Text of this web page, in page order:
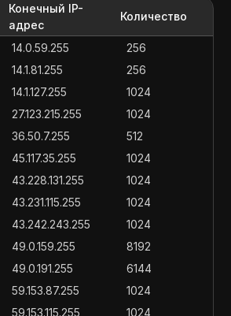
Конечный IP-
адрес
Количество
14.0.59.255
256
14.1.81.255
256
14.1.127.255
1024
27.123.215.255
1024
36.50.7.255
512
45.117.35.255
1024
43.228.131.255
1024
43.231.115.255
1024
43.242.243.255
1024
49.0.159.255
8192
49.0.191.255
6144
59.153.87.255
1024
59.153.115.255
1024